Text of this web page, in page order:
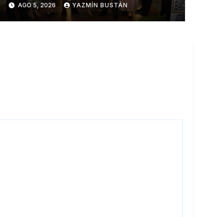
de sostenibilidad
AGO 5, 2026 YAZMÍN BUSTÁN